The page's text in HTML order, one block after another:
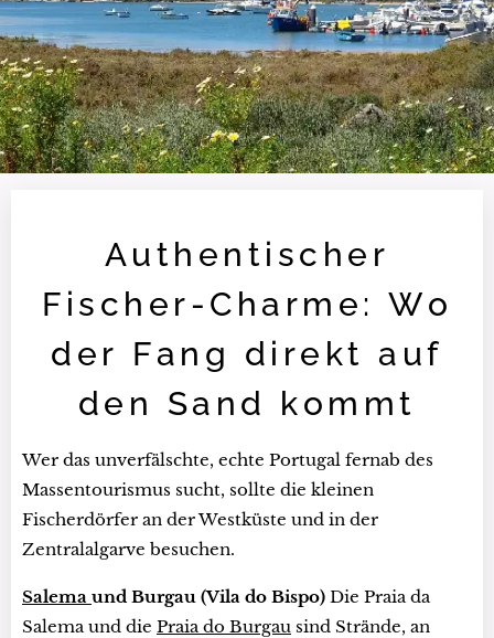
Authentischer
Fischer-Charme: Wo
der Fang direkt auf
den Sand kommt
Wer das unverfälschte, echte Portugal fernab des
Massentourismus sucht, sollte die kleinen
Fischerdörfer an der Westküste und in der
Zentralalgarve besuchen.
Salema und Burgau (Vila do Bispo) Die Praia da
Salema und die Praia do Burgau sind Strände, an